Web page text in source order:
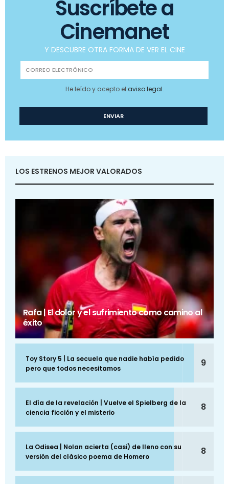
Suscríbete a
Cinemanet
Y DESCUBRE OTRA FORMA DE VER EL CINE
He leído y acepto el aviso legal.
LOS ESTRENOS MEJOR VALORADOS
Rafa | El dolor y el sufrimiento como camino al
éxito
Toy Story 5 | La secuela que nadie había pedido
pero que todos necesitamos
9
El día de la revelación | Vuelve el Spielberg de la
ciencia ficción y el misterio
8
La Odisea | Nolan acierta (casi) de lleno con su
versión del clásico poema de Homero
8